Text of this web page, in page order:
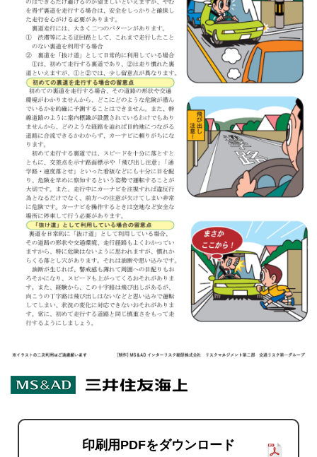
印刷用PDFをダウンロード